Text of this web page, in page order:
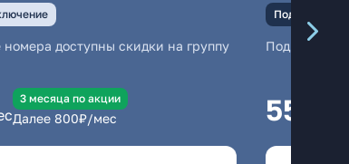
доступны скидки на группу
3 месяцa по акции
Далее 800₽/мес
Подключение
550